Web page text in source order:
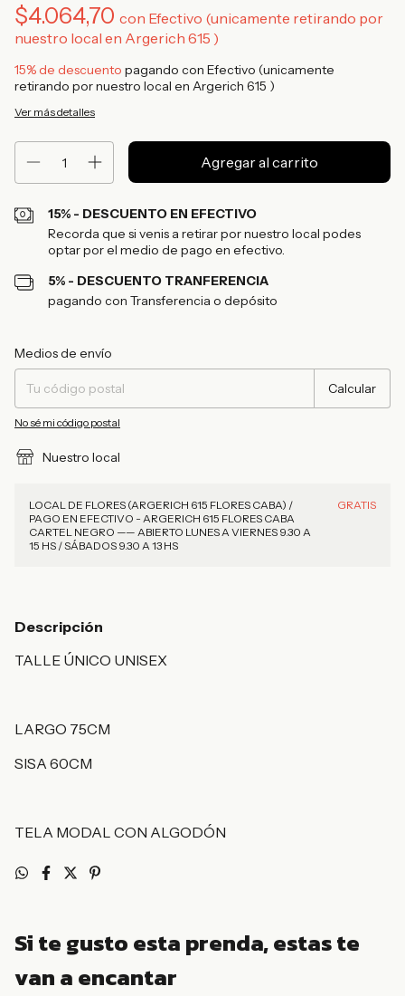
$4.064,70 con Efectivo (unicamente retirando por
nuestro local en Argerich 615 )
15% de descuento pagando con Efectivo (unicamente
retirando por nuestro local en Argerich 615 )
Ver más detalles
15% - DESCUENTO EN EFECTIVO
Recorda que si venis a retirar por nuestro local podes
optar por el medio de pago en efectivo.
5% - DESCUENTO TRANFERENCIA
pagando con Transferencia o depósito
Entregas para el CP:
Medios de envío
Calcular
No sé mi código postal
Nuestro local
LOCAL DE FLORES (ARGERICH 615 FLORES CABA) /
PAGO EN EFECTIVO - ARGERICH 615 FLORES CABA
CARTEL NEGRO —— ABIERTO LUNES A VIERNES 9.30 A
15 HS / SÁBADOS 9.30 A 13 HS
GRATIS
Descripción
TALLE ÚNICO UNISEX
LARGO 75CM
SISA 60CM
TELA MODAL CON ALGODÓN
Si te gusto esta prenda, estas te
van a encantar